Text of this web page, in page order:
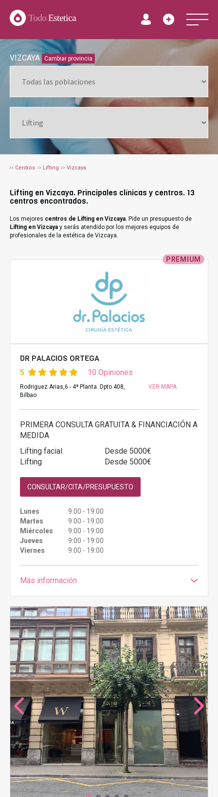
TodoEstetica
VIZCAYA Cambiar provincia
Centros Lifting Vizcaya
Lifting en Vizcaya. Principales clínicas y centros. 13
centros encontrados.
Los mejores centros de Lifting en Vizcaya. Pide un presupuesto de
Lifting en Vizcaya y serás atendido por los mejores equipos de
profesionales de la estética de Vizcaya.
PREMIUM
DR PALACIOS ORTEGA
5 10 Opiniones
Rodriguez Arias,6 - 4ª Planta. Dpto 408,
Bilbao
VER MAPA
PRIMERA CONSULTA GRATUITA & FINANCIACIÓN A
MEDIDA
Lifting facial
Desde 5000€
Lifting
Desde 5000€
CONSULTAR/CITA/PRESUPUESTO
Lunes
9:00 - 19:00
Martes
9:00 - 19:00
Miércoles
9:00 - 19:00
Jueves
9:00 - 19:00
Viernes
9:00 - 19:00
Más información